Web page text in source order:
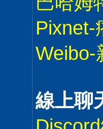
Pixnet-
Weibo-
線上聊